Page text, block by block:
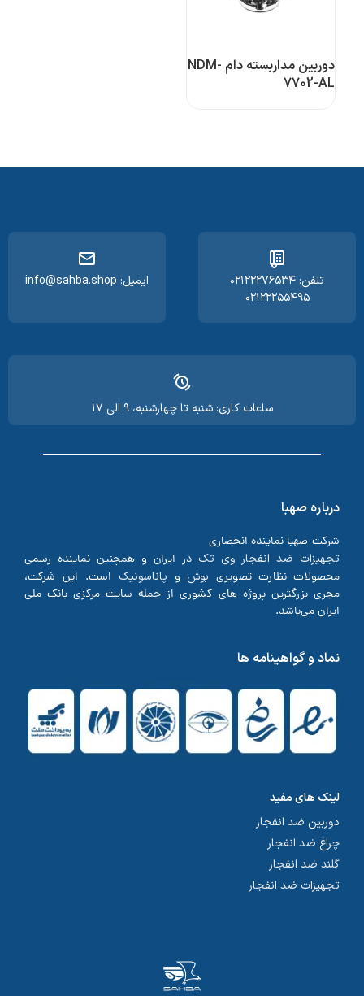
دوربین مداربسته دام NDM-
7702-AL
تلفن: ۰۲۱۲۲۲۷۶۵۳۴
۰۲۱۲۲۲۵۵۴۹۵
ایمیل: info@sahba.shop
ساعات کاری: شنبه تا چهارشنبه، ۹ الی ۱۷
درباره صهبا
شرکت صهبا نماینده انحصاری
تجهیزات ضد انفجار وی تک در ایران و همچنین نماینده رسمی
محصولات نظارت تصویری بوش و پاناسونیک است. این شرکت،
مجری بزرگترین پروژه های کشوری از جمله سایت مرکزی بانک ملی
ایران می‌باشد.
نماد و گواهینامه ها
لینک های مفید
دوربین ضد انفجار
چراغ ضد انفجار
گلند ضد انفجار
تجهیزات ضد انفجار